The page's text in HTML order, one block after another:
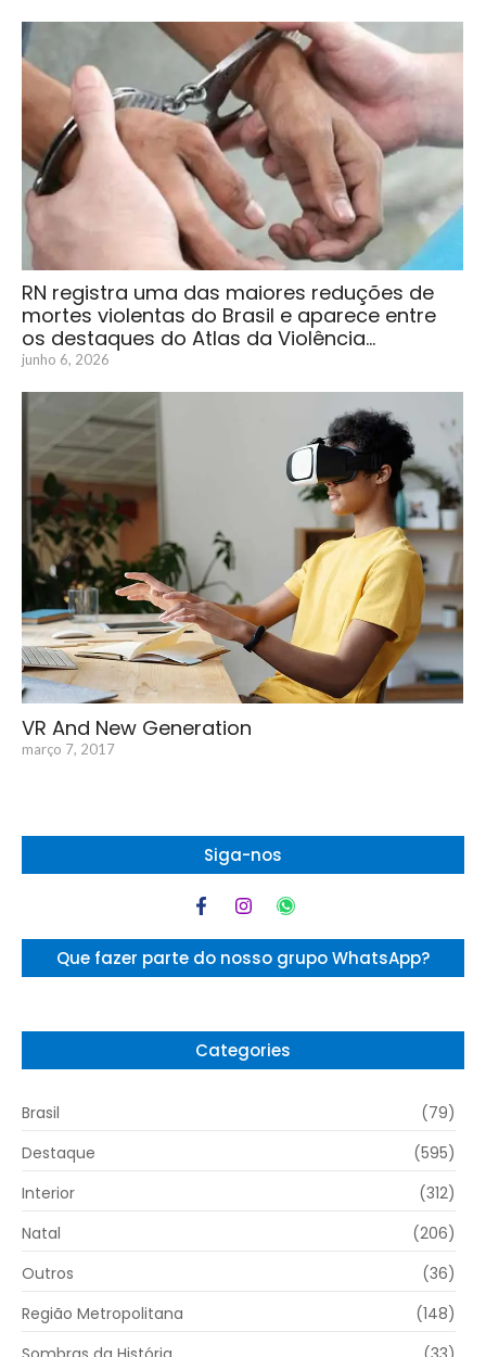
RN registra uma das maiores reduções de
mortes violentas do Brasil e aparece entre
os destaques do Atlas da Violência…
junho 6, 2026
VR And New Generation
março 7, 2017
Siga-nos
Que fazer parte do nosso grupo WhatsApp?
Categories
Brasil
(79)
Destaque
(595)
Interior
(312)
Natal
(206)
Outros
(36)
Região Metropolitana
(148)